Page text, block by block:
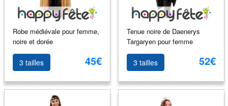
Robe médiévale pour femme,
noire et dorée
3 tailles 45€
Tenue noire de Daenerys
Targaryen pour femme
3 tailles 52€